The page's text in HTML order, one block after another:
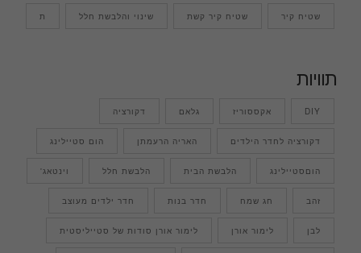
שטיח קיר שטיח קיר קשת שינוי והלבשת חלל ת
תוויות
DIY אקססוריז גלאם דקורציה
דקורציה לחדר הילדים האריה הרעמתן הום סטיילינג
הוםסטיילינג הלבשת הבית הלבשת חלל וינטאג'
זהב חג שמח חדר בנות חדר ילדים מעוצב
לבן לימור אורן לימור אורן סודות של סטייליסטית